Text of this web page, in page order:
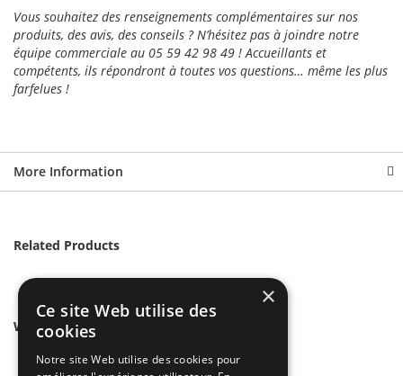
Vous souhaitez des renseignements complémentaires sur nos
produits, des avis, des conseils ? N’hésitez pas à joindre notre
équipe commerciale au 05 59 42 98 49 ! Accueillants et
compétents, ils répondront à toutes vos questions… même les plus
farfelues !
More Information
Related Products
We found other products you might like!
×
Ce site Web utilise des
cookies
Notre site Web utilise des cookies pour